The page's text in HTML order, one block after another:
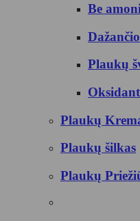
Be
Plaukų
Plaukų
Plaukų šilkas
Plaukų